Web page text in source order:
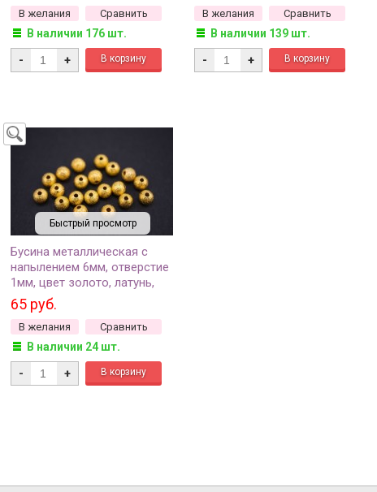
В желания Сравнить
В наличии 176 шт.
- +
В желания Сравнить
В наличии 139 шт.
- +
Быстрый просмотр
Бусина металлическая с
напылением 6мм, отверстие
1мм, цвет золото, латунь,
504-016, 10шт
65 руб.
В желания Сравнить
В наличии 24 шт.
- +